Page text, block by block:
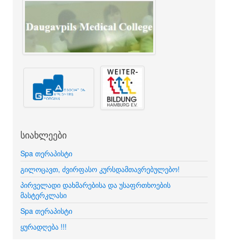
სიახლეები
Spa თერაპისტი
გილოცავთ, ძვირფასო კურსდამთავრებულებო!
პირველადი დახმარებისა და უსაფრთხოების
მასტერკლასი
Spa თერაპისტი
ყურადღება !!!